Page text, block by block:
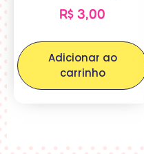
R$ 3,00
Adicionar ao
carrinho